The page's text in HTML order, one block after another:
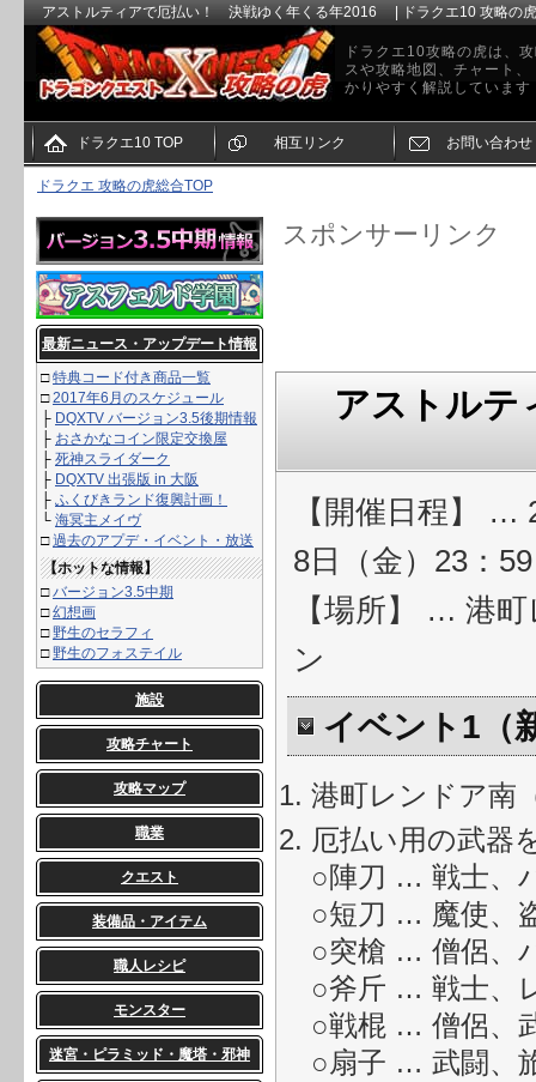
アストルティアで厄払い！ 決戦ゆく年くる年2016 | ドラクエ10 攻略の虎
ドラクエ10攻略の虎は、
スや攻略地図、チャート
かりやすく解説しています
ドラクエ 攻略の虎総合TOP
最新ニュース・アップデート情報
□特典コード付き商品一覧
□2017年6月のスケジュール
├ DQXTV バージョン3.5後期情報
├ おさかなコイン限定交換屋
├ 死神スライダーク
├ DQXTV 出張版 in 大阪
├ ふくびきランド復興計画！
└ 海冥主メイヴ
□過去のアプデ・イベント・放送
【ホットな情報】
□バージョン3.5中期
□幻想画
□野生のセラフィ
□野生のフォステイル
施設
攻略チャート
攻略マップ
職業
クエスト
装備品・アイテム
職人レシピ
モンスター
迷宮・ピラミッド・魔塔・邪神
スポンサーリンク
アストル
【開催日程】 …
8日（金）23：59
【場所】 … 港
ン
イベント1（
港町レンドア南
厄払い用の武器
○陣刀 … 戦士、
○短刀 … 魔使、
○突槍 … 僧侶、
○斧斤 … 戦士、
○戦棍 … 僧侶、
○扇子 … 武闘、
ドラクエ10 TOP 相互リンク お問い合わせ